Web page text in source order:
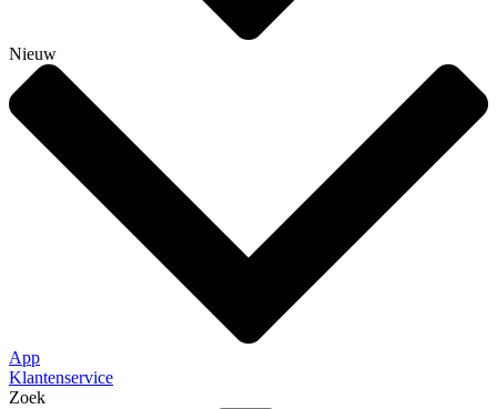
Nieuw
App
Klantenservice
Zoek